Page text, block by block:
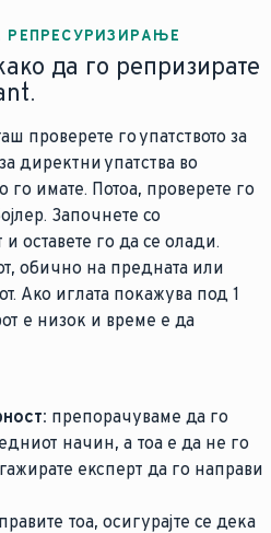
да го репризирате
проверете го упатството за
директни упатства во
го имате. Потоа, проверете го
Започнете со
оставете го да се олади.
обично на предната или
Ако иглата покажува под 1
е низок и време е да
препорачуваме да го
начин, а тоа е да не го
експерт да го направи
тоа, осигурајте се дека